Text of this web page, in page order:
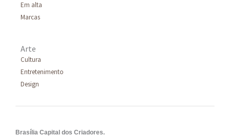
Em alta
Marcas
Arte
Cultura
Entretenimento
Design
Brasília Capital dos Criadores.